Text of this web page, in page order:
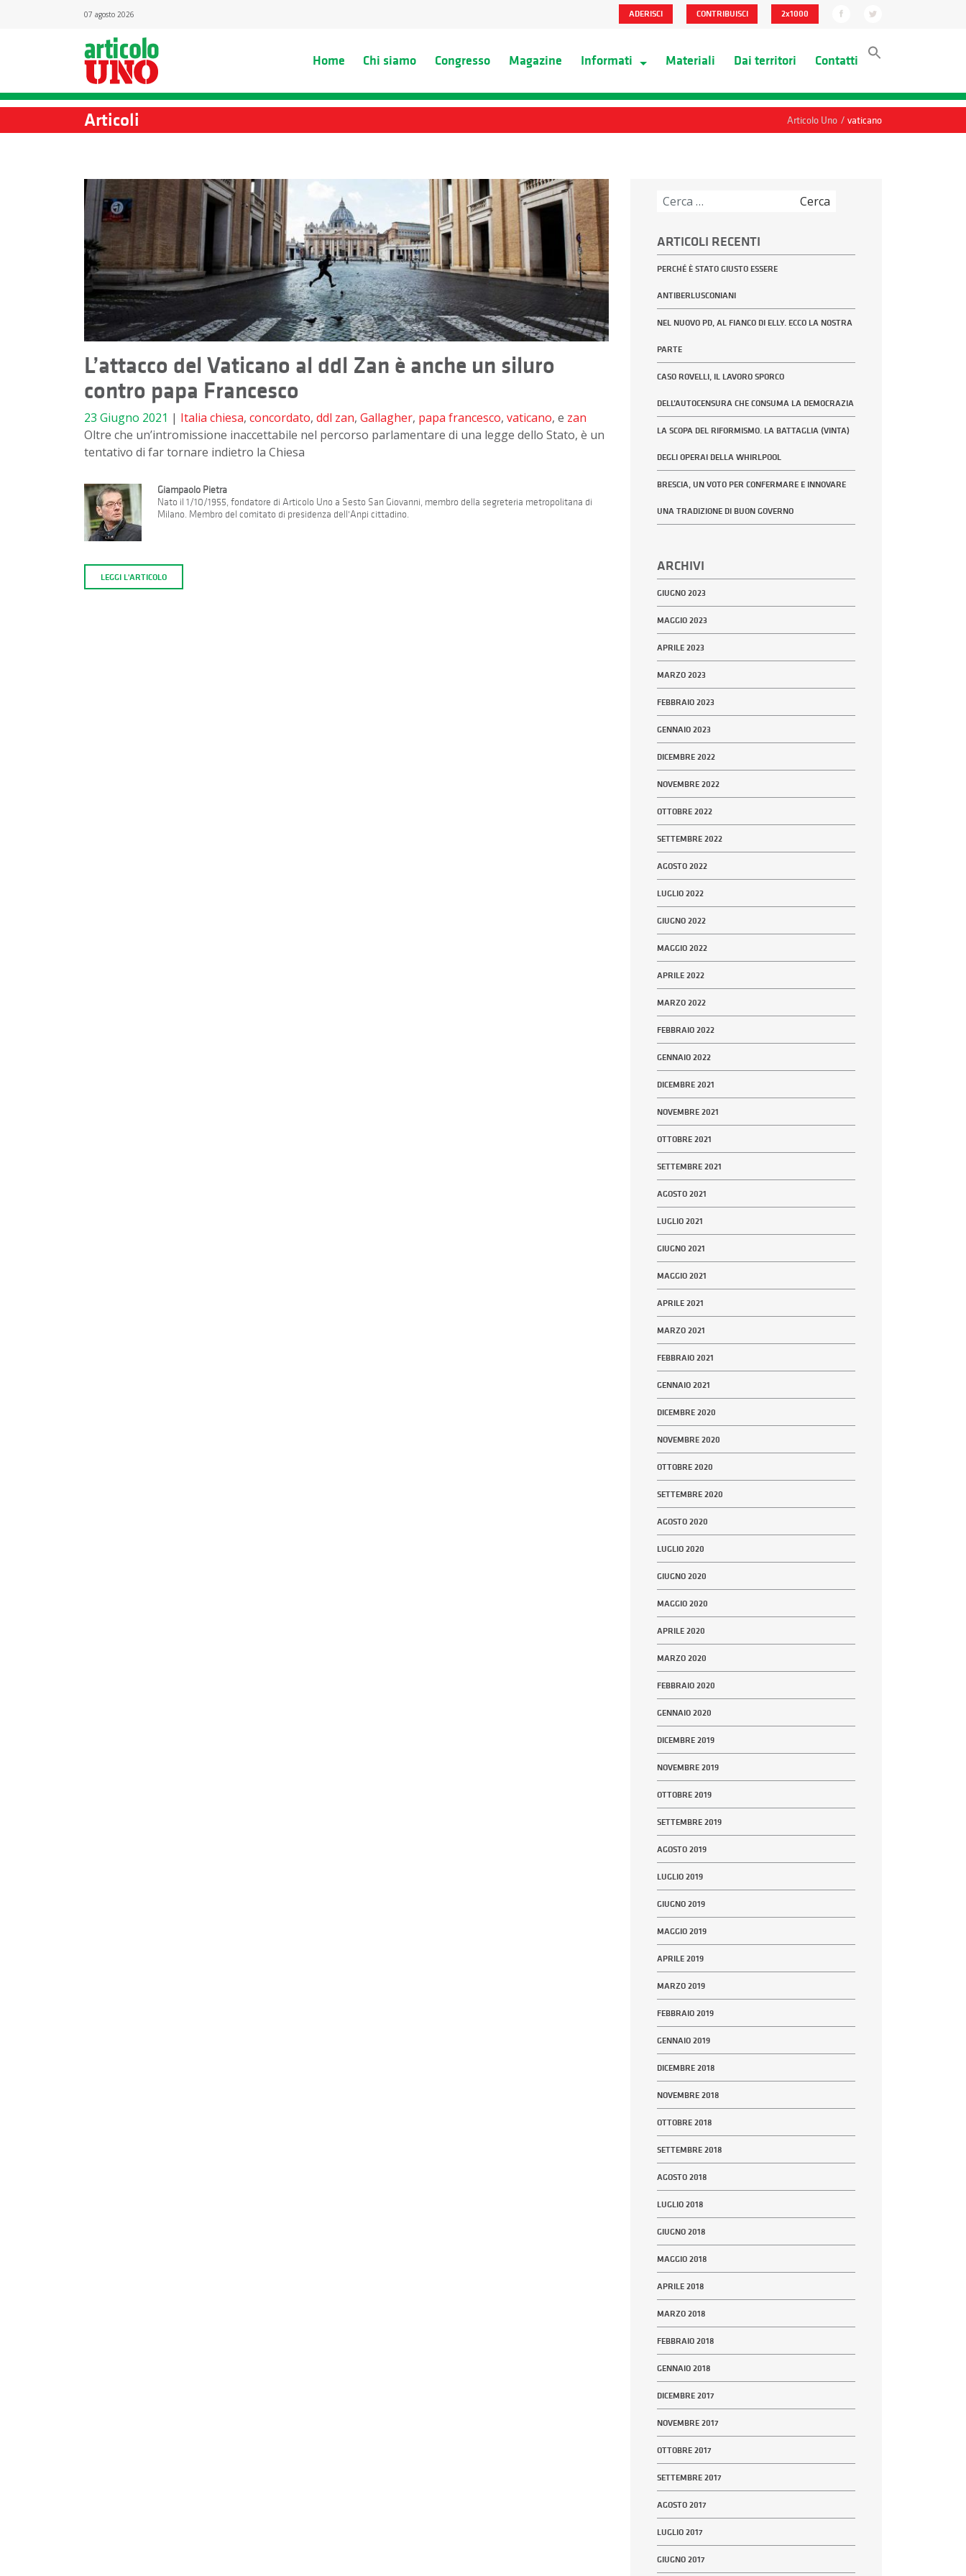
07 agosto 2026 ADERISCI CONTRIBUISCI 2x1000
Home Chi siamo Congresso Magazine Informati Materiali Dai territori Contatti
Articoli Articolo Uno / vaticano
L’attacco del Vaticano al ddl Zan è anche un siluro
contro papa Francesco
23 Giugno 2021 | Italia chiesa, concordato, ddl zan, Gallagher, papa francesco, vaticano, e zan
Oltre che un’intromissione inaccettabile nel percorso parlamentare di una legge dello Stato, è un
tentativo di far tornare indietro la Chiesa
Giampaolo Pietra
Nato il 1/10/1955, fondatore di Articolo Uno a Sesto San Giovanni, membro della segreteria metropolitana di
Milano. Membro del comitato di presidenza dell'Anpi cittadino.
LEGGI L'ARTICOLO
ARTICOLI RECENTI
PERCHÉ È STATO GIUSTO ESSERE
ANTIBERLUSCONIANI
NEL NUOVO PD, AL FIANCO DI ELLY. ECCO LA NOSTRA
PARTE
CASO ROVELLI, IL LAVORO SPORCO
DELL’AUTOCENSURA CHE CONSUMA LA DEMOCRAZIA
LA SCOPA DEL RIFORMISMO. LA BATTAGLIA (VINTA)
DEGLI OPERAI DELLA WHIRLPOOL
BRESCIA, UN VOTO PER CONFERMARE E INNOVARE
UNA TRADIZIONE DI BUON GOVERNO
ARCHIVI
GIUGNO 2023
MAGGIO 2023
APRILE 2023
MARZO 2023
FEBBRAIO 2023
GENNAIO 2023
DICEMBRE 2022
NOVEMBRE 2022
OTTOBRE 2022
SETTEMBRE 2022
AGOSTO 2022
LUGLIO 2022
GIUGNO 2022
MAGGIO 2022
APRILE 2022
MARZO 2022
FEBBRAIO 2022
GENNAIO 2022
DICEMBRE 2021
NOVEMBRE 2021
OTTOBRE 2021
SETTEMBRE 2021
AGOSTO 2021
LUGLIO 2021
GIUGNO 2021
MAGGIO 2021
APRILE 2021
MARZO 2021
FEBBRAIO 2021
GENNAIO 2021
DICEMBRE 2020
NOVEMBRE 2020
OTTOBRE 2020
SETTEMBRE 2020
AGOSTO 2020
LUGLIO 2020
GIUGNO 2020
MAGGIO 2020
APRILE 2020
MARZO 2020
FEBBRAIO 2020
GENNAIO 2020
DICEMBRE 2019
NOVEMBRE 2019
OTTOBRE 2019
SETTEMBRE 2019
AGOSTO 2019
LUGLIO 2019
GIUGNO 2019
MAGGIO 2019
APRILE 2019
MARZO 2019
FEBBRAIO 2019
GENNAIO 2019
DICEMBRE 2018
NOVEMBRE 2018
OTTOBRE 2018
SETTEMBRE 2018
AGOSTO 2018
LUGLIO 2018
GIUGNO 2018
MAGGIO 2018
APRILE 2018
MARZO 2018
FEBBRAIO 2018
GENNAIO 2018
DICEMBRE 2017
NOVEMBRE 2017
OTTOBRE 2017
SETTEMBRE 2017
AGOSTO 2017
LUGLIO 2017
GIUGNO 2017